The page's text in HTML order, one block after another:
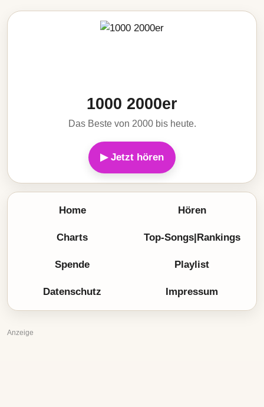
1000 2000er
Das Beste von 2000 bis heute.
▶ Jetzt hören
Home Hören
Charts Top-Songs|Rankings
Spende Playlist
Datenschutz Impressum
Anzeige